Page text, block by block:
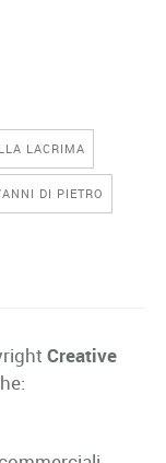
LACRIMA
DI PIETRO
Creative